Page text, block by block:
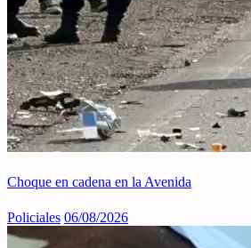
Choque en cadena en la Avenida
Policiales 06/08/2026